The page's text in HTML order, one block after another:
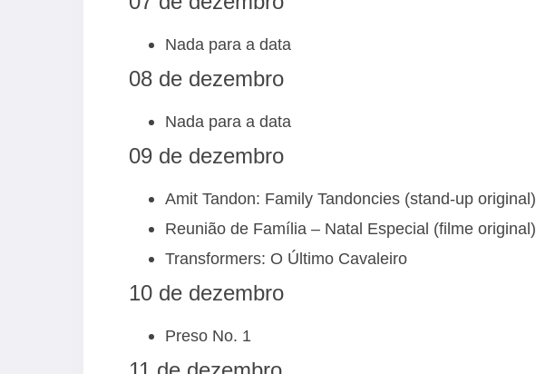
Nada para a data
08 de dezembro
Nada para a data
09 de dezembro
Amit Tandon: Family Tandoncies (stand-up original)
Reunião de Família – Natal Especial (filme original)
Transformers: O Último Cavaleiro
10 de dezembro
Preso No. 1